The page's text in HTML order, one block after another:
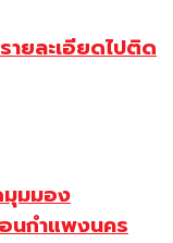
ายละเอียดไปติด
มุมมอง
นกำแพงนคร